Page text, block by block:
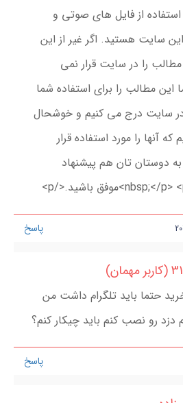
از فایل های صوتی و
سایت هستید. اگر غیر از این
را در سایت قرار نمی
این مطالب را برای استفاده شما
در سایت درج می کنیم و خوشحال
آنها را مورد استفاده قرار
دوستان تان هم پیشنهاد
پاسخ
حتما باید تلگرام داشت من
دزد رو نصب کنم باید چیکار کنم؟
پاسخ